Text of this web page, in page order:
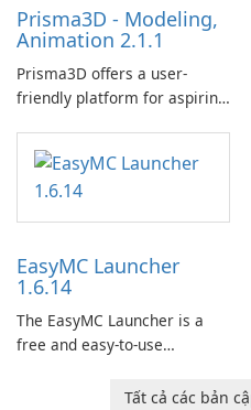
Prisma3D - Modeling,
Animation 2.1.1
Prisma3D offers a user-
friendly platform for aspiring
imagination to life. With a
wide range of tools and
features, this app allows
users to easily design 3D
captivating animated scenes.
EasyMC Launcher
1.6.14
The EasyMC Launcher is a
free and easy-to-use
developed by EasyMC. It
Tất cả các bản